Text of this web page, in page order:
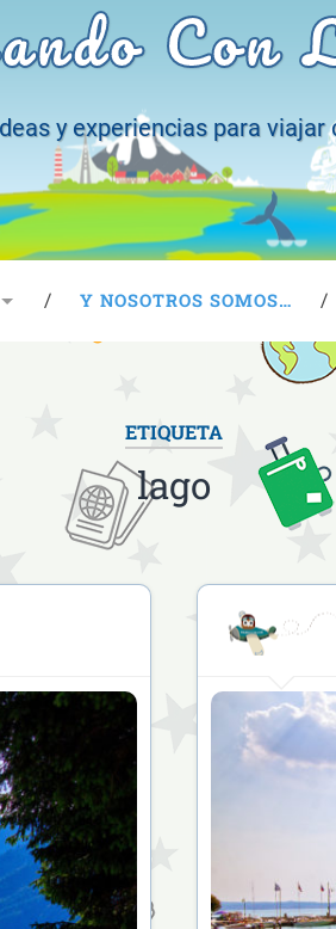
Con
y experiencias para viajar
Y NOSOTROS SOMOS…
ETIQUETA
lago